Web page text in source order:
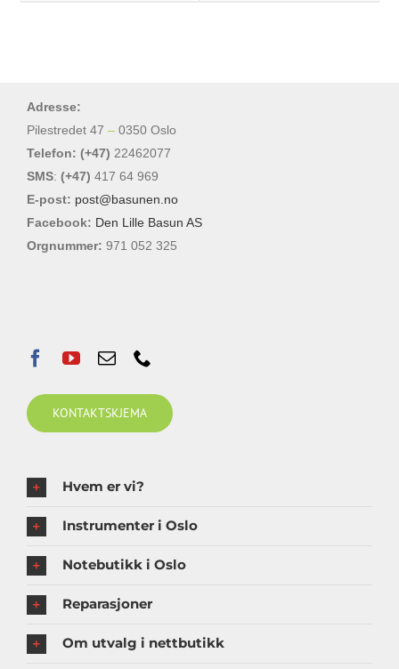
Adresse:
Pilestredet 47 – 0350 Oslo
Telefon: (+47) 22462077
SMS: (+47) 417 64 969
E-post: post@basunen.no
Facebook: Den Lille Basun AS
Orgnummer: 971 052 325
KONTAKTSKJEMA
Hvem er vi?
Instrumenter i Oslo
Notebutikk i Oslo
Reparasjoner
Om utvalg i nettbutikk